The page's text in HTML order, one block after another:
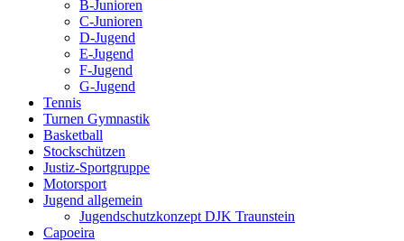
B-Junioren
C-Junioren
D-Jugend
E-Jugend
F-Jugend
G-Jugend
Tennis
Turnen Gymnastik
Basketball
Stockschützen
Justiz-Sportgruppe
Motorsport
Jugend allgemein
Jugendschutzkonzept DJK Traunstein
Capoeira